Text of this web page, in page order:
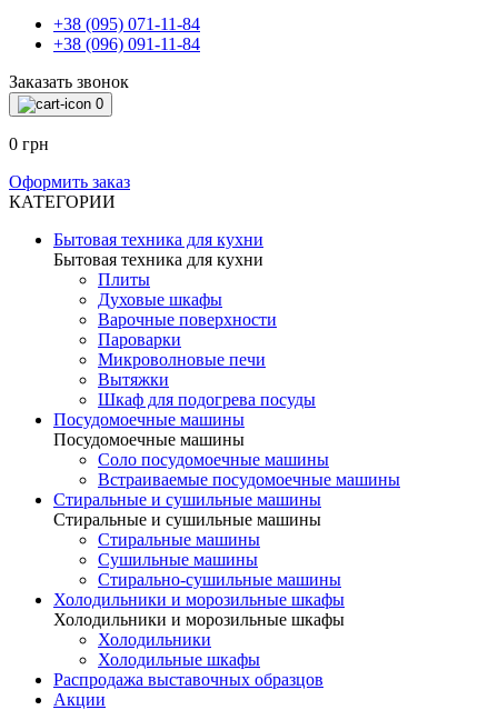
+38 (095) 071-11-84
+38 (096) 091-11-84
Заказать звонок
0
0 грн
Оформить заказ
КАТЕГОРИИ
Бытовая техника для кухни
Бытовая техника для кухни
Плиты
Духовые шкафы
Варочные поверхности
Пароварки
Микроволновые печи
Вытяжки
Шкаф для подогрева посуды
Посудомоечные машины
Посудомоечные машины
Соло посудомоечные машины
Встраиваемые посудомоечные машины
Стиральные и сушильные машины
Стиральные и сушильные машины
Стиральные машины
Сушильные машины
Стирально-сушильные машины
Холодильники и морозильные шкафы
Холодильники и морозильные шкафы
Холодильники
Холодильные шкафы
Распродажа выставочных образцов
Акции